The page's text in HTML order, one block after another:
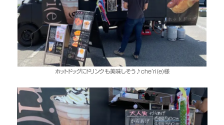
ホットドッグにドリンクも美味しそう♪che’ri(e)様